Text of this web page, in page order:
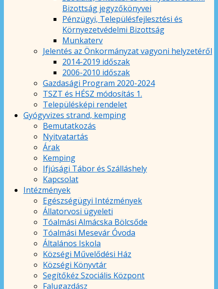
Bizottság jegyzőkönyvei
Pénzügyi, Településfejlesztési és
Környezetvédelmi Bizottság
Munkaterv
Jelentés az Önkormányzat vagyoni helyzetéről
2014-2019 időszak
2006-2010 időszak
Gazdasági Program 2020-2024
TSZT és HÉSZ módosítás 1.
Településképi rendelet
Gyógyvizes strand, kemping
Bemutatkozás
Nyitvatartás
Árak
Kemping
Ifjúsági Tábor és Szálláshely
Kapcsolat
Intézmények
Egészségügyi Intézmények
Állatorvosi ügyeleti
Tóalmási Almácska Bölcsőde
Tóalmási Mesevár Óvoda
Általános Iskola
Községi Művelődési Ház
Községi Könyvtár
Segítőkéz Szociális Központ
Falugazdász